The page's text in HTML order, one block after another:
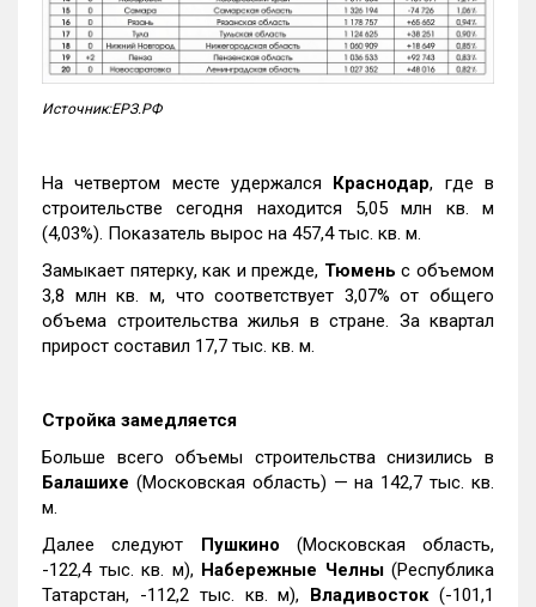
Источник:ЕРЗ.РФ
На четвертом месте удержался Краснодар, где в
строительстве сегодня находится 5,05 млн кв. м
(4,03%). Показатель вырос на 457,4 тыс. кв. м.
Замыкает пятерку, как и прежде, Тюмень с объемом
3,8 млн кв. м, что соответствует 3,07% от общего
объема строительства жилья в стране. За квартал
прирост составил 17,7 тыс. кв. м.
Стройка замедляется
Больше всего объемы строительства снизились в
Балашихе (Московская область) — на 142,7 тыс. кв.
м.
Далее следуют Пушкино (Московская область,
-122,4 тыс. кв. м), Набережные Челны(Республика
Татарстан, -112,2 тыс. кв. м), Владивосток(-101,1